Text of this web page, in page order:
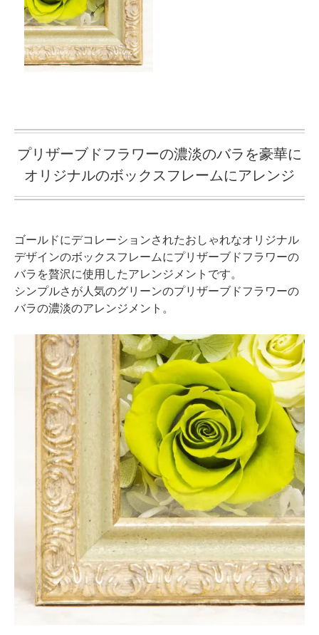
プリザーブドフラワーの濃淡のバラを豪華に
オリジナルのボックスフレームにアレンジ
ゴールドにデコレーションされたおしゃれなオリジナル
デザインのボックスフレームにプリザーブドフラワーの
バラを贅沢に使用したアレンジメントです。
シンプルさが人気のグリーンのプリザーブドフラワーの
バラの濃淡のアレンジメント。